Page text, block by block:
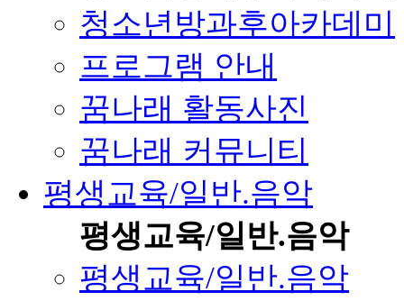
청소년방과후아카데미
프로그램 안내
꿈나래 활동사진
꿈나래 커뮤니티
평생교육/일반.음악
평생교육/일반.음악
평생교육/일반.음악